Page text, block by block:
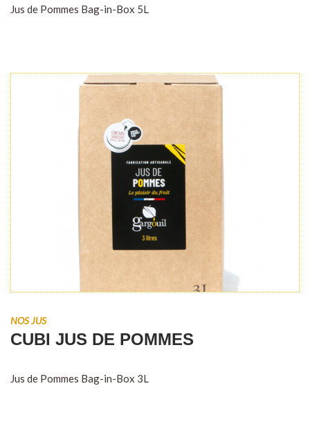
Jus de Pommes Bag-in-Box 5L
NOS JUS
CUBI JUS DE POMMES
Jus de Pommes Bag-in-Box 3L